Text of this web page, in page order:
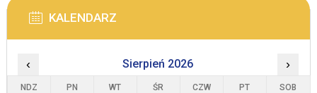
KALENDARZ
‹ Sierpień 2026 ›
NDZ PN WT ŚR CZW PT SOB